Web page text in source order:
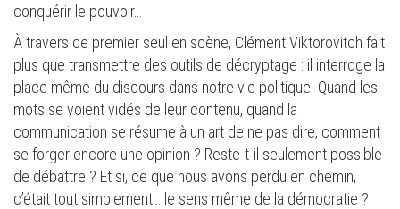
conquérir le pouvoir…
À travers ce premier seul en scène, Clément Viktorovitch fait
plus que transmettre des outils de décryptage : il interroge la
place même du discours dans notre vie politique. Quand les
mots se voient vidés de leur contenu, quand la
communication se résume à un art de ne pas dire, comment
se forger encore une opinion ? Reste-t-il seulement possible
de débattre ? Et si, ce que nous avons perdu en chemin,
c’était tout simplement… le sens même de la démocratie ?